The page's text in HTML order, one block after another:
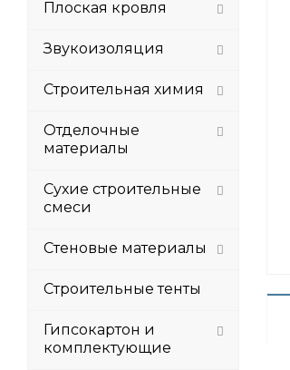
Плоская кровля
Звукоизоляция
Строительная химия
Отделочные
материалы
Сухие строительные
смеси
Стеновые материалы
Строительные тенты
Гипсокартон и
комплектующие